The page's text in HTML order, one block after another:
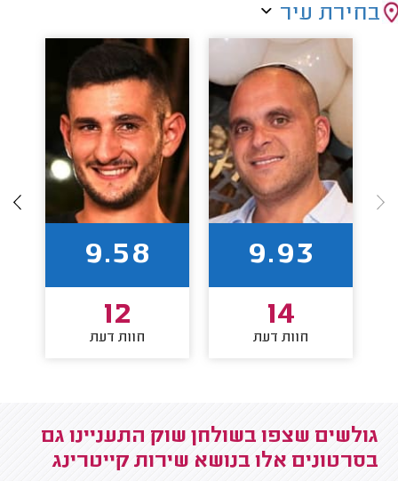
בחירת עיר
9.93
14
חוות דעת
9.58
12
חוות דעת
גולשים שצפו בשולחן שוק התעניינו גם
בסרטונים אלו בנושא שירות קייטרינג